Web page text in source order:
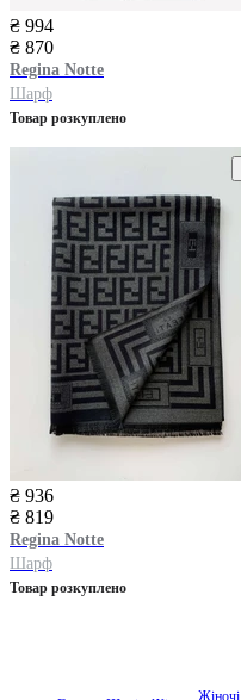
₴ 994
₴ 870
Regina Notte
Шарф
Товар розкуплено
₴ 936
₴ 819
Regina Notte
Шарф
Товар розкуплено
Жіночі